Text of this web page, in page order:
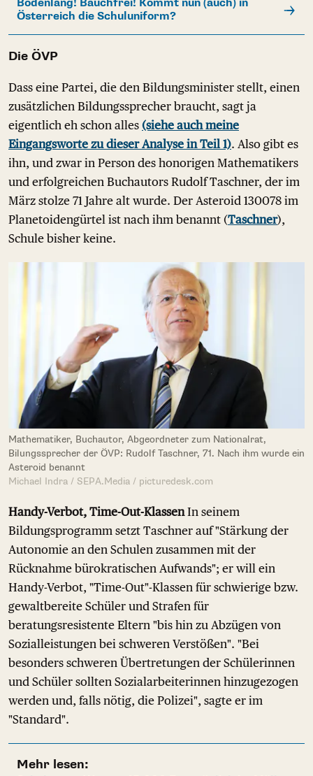
Bodenlang! Bauchfrei! Kommt nun (auch) in
Österreich die Schuluniform?
Die ÖVP
Dass eine Partei, die den Bildungsminister stellt, einen
zusätzlichen Bildungssprecher braucht, sagt ja
eigentlich eh schon alles (siehe auch meine
Eingangsworte zu dieser Analyse in Teil 1). Also gibt es
ihn, und zwar in Person des honorigen Mathematikers
und erfolgreichen Buchautors Rudolf Taschner, der im
März stolze 71 Jahre alt wurde. Der Asteroid 130078 im
Planetoidengürtel ist nach ihm benannt (Taschner),
Schule bisher keine.
Mathematiker, Buchautor, Abgeordneter zum Nationalrat,
Bilungssprecher der ÖVP: Rudolf Taschner, 71. Nach ihm wurde ein
Asteroid benannt
Michael Indra / SEPA.Media / picturedesk.com
Handy-Verbot, Time-Out-KlassenIn seinem
Bildungsprogramm setzt Taschner auf "Stärkung der
Autonomie an den Schulen zusammen mit der
Rücknahme bürokratischen Aufwands"; er will ein
Handy-Verbot, "Time-Out"-Klassen für schwierige bzw.
gewaltbereite Schüler und Strafen für
beratungsresistente Eltern "bis hin zu Abzügen von
Sozialleistungen bei schweren Verstößen". "Bei
besonders schweren Übertretungen der Schülerinnen
und Schüler sollten Sozialarbeiterinnen hinzugezogen
werden und, falls nötig, die Polizei", sagte er im
"Standard".
Mehr lesen: